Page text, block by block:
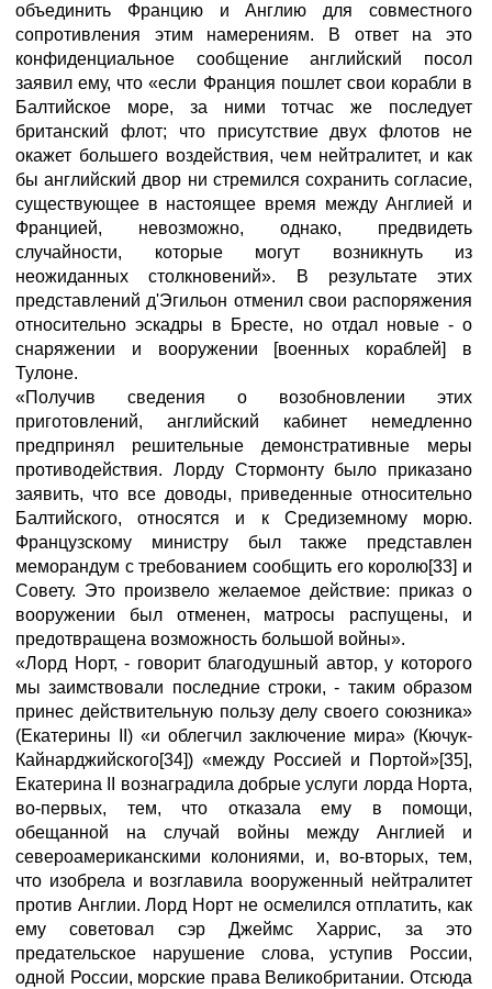
объединить Францию и Англию для совместного
сопротивления этим намерениям. В ответ на это
конфиденциальное сообщение английский посол
заявил ему, что «если Франция пошлет свои корабли в
Балтийское море, за ними тотчас же последует
британский флот; что присутствие двух флотов не
окажет большего воздействия, чем нейтралитет, и как
бы английский двор ни стремился сохранить согласие,
существующее в настоящее время между Англией и
Францией, невозможно, однако, предвидеть
случайности, которые могут возникнуть из
неожиданных столкновений». В результате этих
представлений д'Эгильон отменил свои распоряжения
относительно эскадры в Бресте, но отдал новые - о
снаряжении и вооружении [военных кораблей] в
Тулоне.
«Получив сведения о возобновлении этих
приготовлений, английский кабинет немедленно
предпринял решительные демонстративные меры
противодействия. Лорду Стормонту было приказано
заявить, что все доводы, приведенные относительно
Балтийского, относятся и к Средиземному морю.
Французскому министру был также представлен
меморандум с требованием сообщить его королю[33] и
Совету. Это произвело желаемое действие: приказ о
вооружении был отменен, матросы распущены, и
предотвращена возможность большой войны».
«Лорд Норт, - говорит благодушный автор, у которого
мы заимствовали последние строки, - таким образом
принес действительную пользу делу своего союзника»
(Екатерины II) «и облегчил заключение мира» (Кючук-
Кайнарджийского[34]) «между Россией и Портой»[35],
Екатерина II вознаградила добрые услуги лорда Норта,
во-первых, тем, что отказала ему в помощи,
обещанной на случай войны между Англией и
североамериканскими колониями, и, во-вторых, тем,
что изобрела и возглавила вооруженный нейтралитет
против Англии. Лорд Норт не осмелился отплатить, как
ему советовал сэр Джеймс Харрис, за это
предательское нарушение слова, уступив России,
одной России, морские права Великобритании. Отсюда